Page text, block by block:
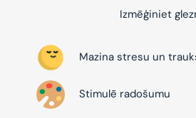
Izmēģiniet
Mazina stresu un
Stimulē radošumu